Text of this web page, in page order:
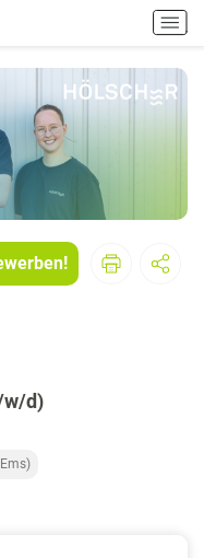
H
a
u
p
i
w/d)